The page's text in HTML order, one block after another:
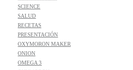
SCIENCE
SALUD
RECETAS
PRESENTACIÓN
OXYMORON MAKER
ONION
OMEGA 3